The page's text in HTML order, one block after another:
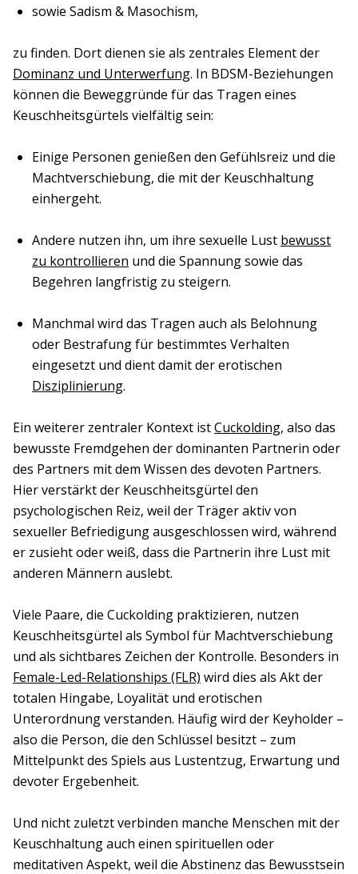
sowie Sadism & Masochism,
zu finden. Dort dienen sie als zentrales Element der
Dominanz und Unterwerfung. In BDSM-Beziehungen
können die Beweggründe für das Tragen eines
Keuschheitsgürtels vielfältig sein:
Einige Personen genießen den Gefühlsreiz und die
Machtverschiebung, die mit der Keuschhaltung
einhergeht.
Andere nutzen ihn, um ihre sexuelle Lust bewusst
zu kontrollieren und die Spannung sowie das
Begehren langfristig zu steigern.
Manchmal wird das Tragen auch als Belohnung
oder Bestrafung für bestimmtes Verhalten
eingesetzt und dient damit der erotischen
Disziplinierung.
Ein weiterer zentraler Kontext istCuckolding, also das
bewusste Fremdgehen der dominanten Partnerin oder
des Partners mit dem Wissen des devoten Partners.
Hier verstärkt der Keuschheitsgürtel den
psychologischen Reiz, weil der Träger aktiv von
sexueller Befriedigung ausgeschlossen wird, während
er zusieht oder weiß, dass die Partnerin ihre Lust mit
anderen Männern auslebt.
Viele Paare, die Cuckolding praktizieren, nutzen
Keuschheitsgürtel als Symbol für Machtverschiebung
und als sichtbares Zeichen der Kontrolle. Besonders in
Female-Led-Relationships (FLR) wird dies als Akt der
totalen Hingabe, Loyalität und erotischen
Unterordnung verstanden. Häufig wird der Keyholder –
also die Person, die den Schlüssel besitzt – zum
Mittelpunkt des Spiels aus Lustentzug, Erwartung und
devoter Ergebenheit.
Und nicht zuletzt verbinden manche Menschen mit der
Keuschhaltung auch einen spirituellen oder
meditativen Aspekt, weil die Abstinenz das Bewusstsein